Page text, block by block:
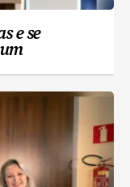
e se